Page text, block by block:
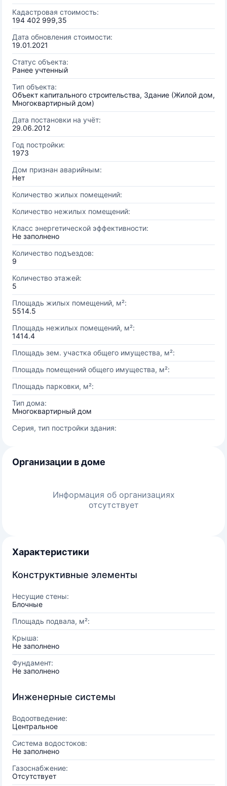
Кадастровая стоимость:
194 402 999,35
Дата обновления стоимости:
19.01.2021
Статус объекта:
Ранее учтенный
Тип объекта:
Объект капитального строительства, Здание (Жилой дом,
Многоквартирный дом)
Дата постановки на учёт:
29.06.2012
Год постройки:
1973
Дом признан аварийным:
Нет
Количество жилых помещений:
Количество нежилых помещений:
Класс энергетической эффективности:
Не заполнено
Количество подъездов:
9
Количество этажей:
5
Площадь жилых помещений, м²:
5514.5
Площадь нежилых помещений, м²:
1414.4
Площадь зем. участка общего имущества, м²:
Площадь помещений общего имущества, м²:
Площадь парковки, м²:
Тип дома:
Многоквартирный дом
Серия, тип постройки здания:
Организации в доме
Информация об организациях
отсутствует
Характеристики
Конструктивные элементы
Несущие стены:
Блочные
Площадь подвала, м²:
Крыша:
Не заполнено
Фундамент:
Не заполнено
Инженерные системы
Водоотведение:
Центральное
Система водостоков:
Не заполнено
Газоснабжение:
Отсутствует